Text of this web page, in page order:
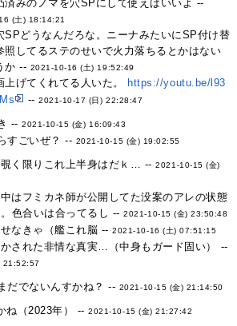
済みのノマを穴SPにして使えばいいよ --
(土) 18:14:21
SPどうなんだろな。ニーナみたいにSP付け替
照してるステのせいで火力落ちるとかはない
か -- 2021-10-16 (土) 19:52:49
上げてくれてる人いた。
https://youtu.be/l93
--2021-10-17 (日) 22:28:47
--2021-10-15 (金) 16:09:43
すごいぜ？ -- 2021-10-15 (金) 19:02:55
く限りこれ上半身はだｋ… --2021-10-15 (金)
はフミカネ師が公開してた没案のアレの状態
色合いは合ってるし --2021-10-15 (金) 23:50:48
なきゃ（艦これ脳 --2021-10-16 (土) 07:51:15
された非情な真実…（中身もガード固い） --
21:52:57
だでないんすかね？ -- 2021-10-15 (金) 21:14:50
ね（2023年） --2021-10-15 (金) 21:27:42